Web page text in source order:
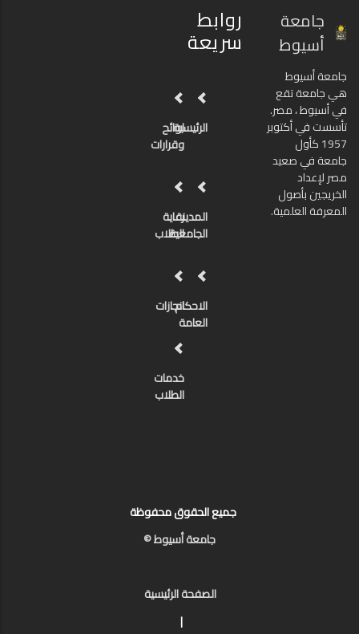
جامعة
أسيوط
جامعة أسيوط
هي جامعة تقع
في أسيوط ، مصر.
تأسست في أكتوبر
1957 كأول
جامعة في صعيد
مصر لإعداد
الخريجين بأصول
المعرفة العلمية.
روابط
سريعة
الرئيسيةلوائح
وقرارات
المدينة
الجامعية
رعاية
الطلاب
الاحكام
العامة
انجازات
خدمات
الطلاب
جميع الحقوق محفوظة
جامعة أسيوط ©
الصفحة الرئيسية
|